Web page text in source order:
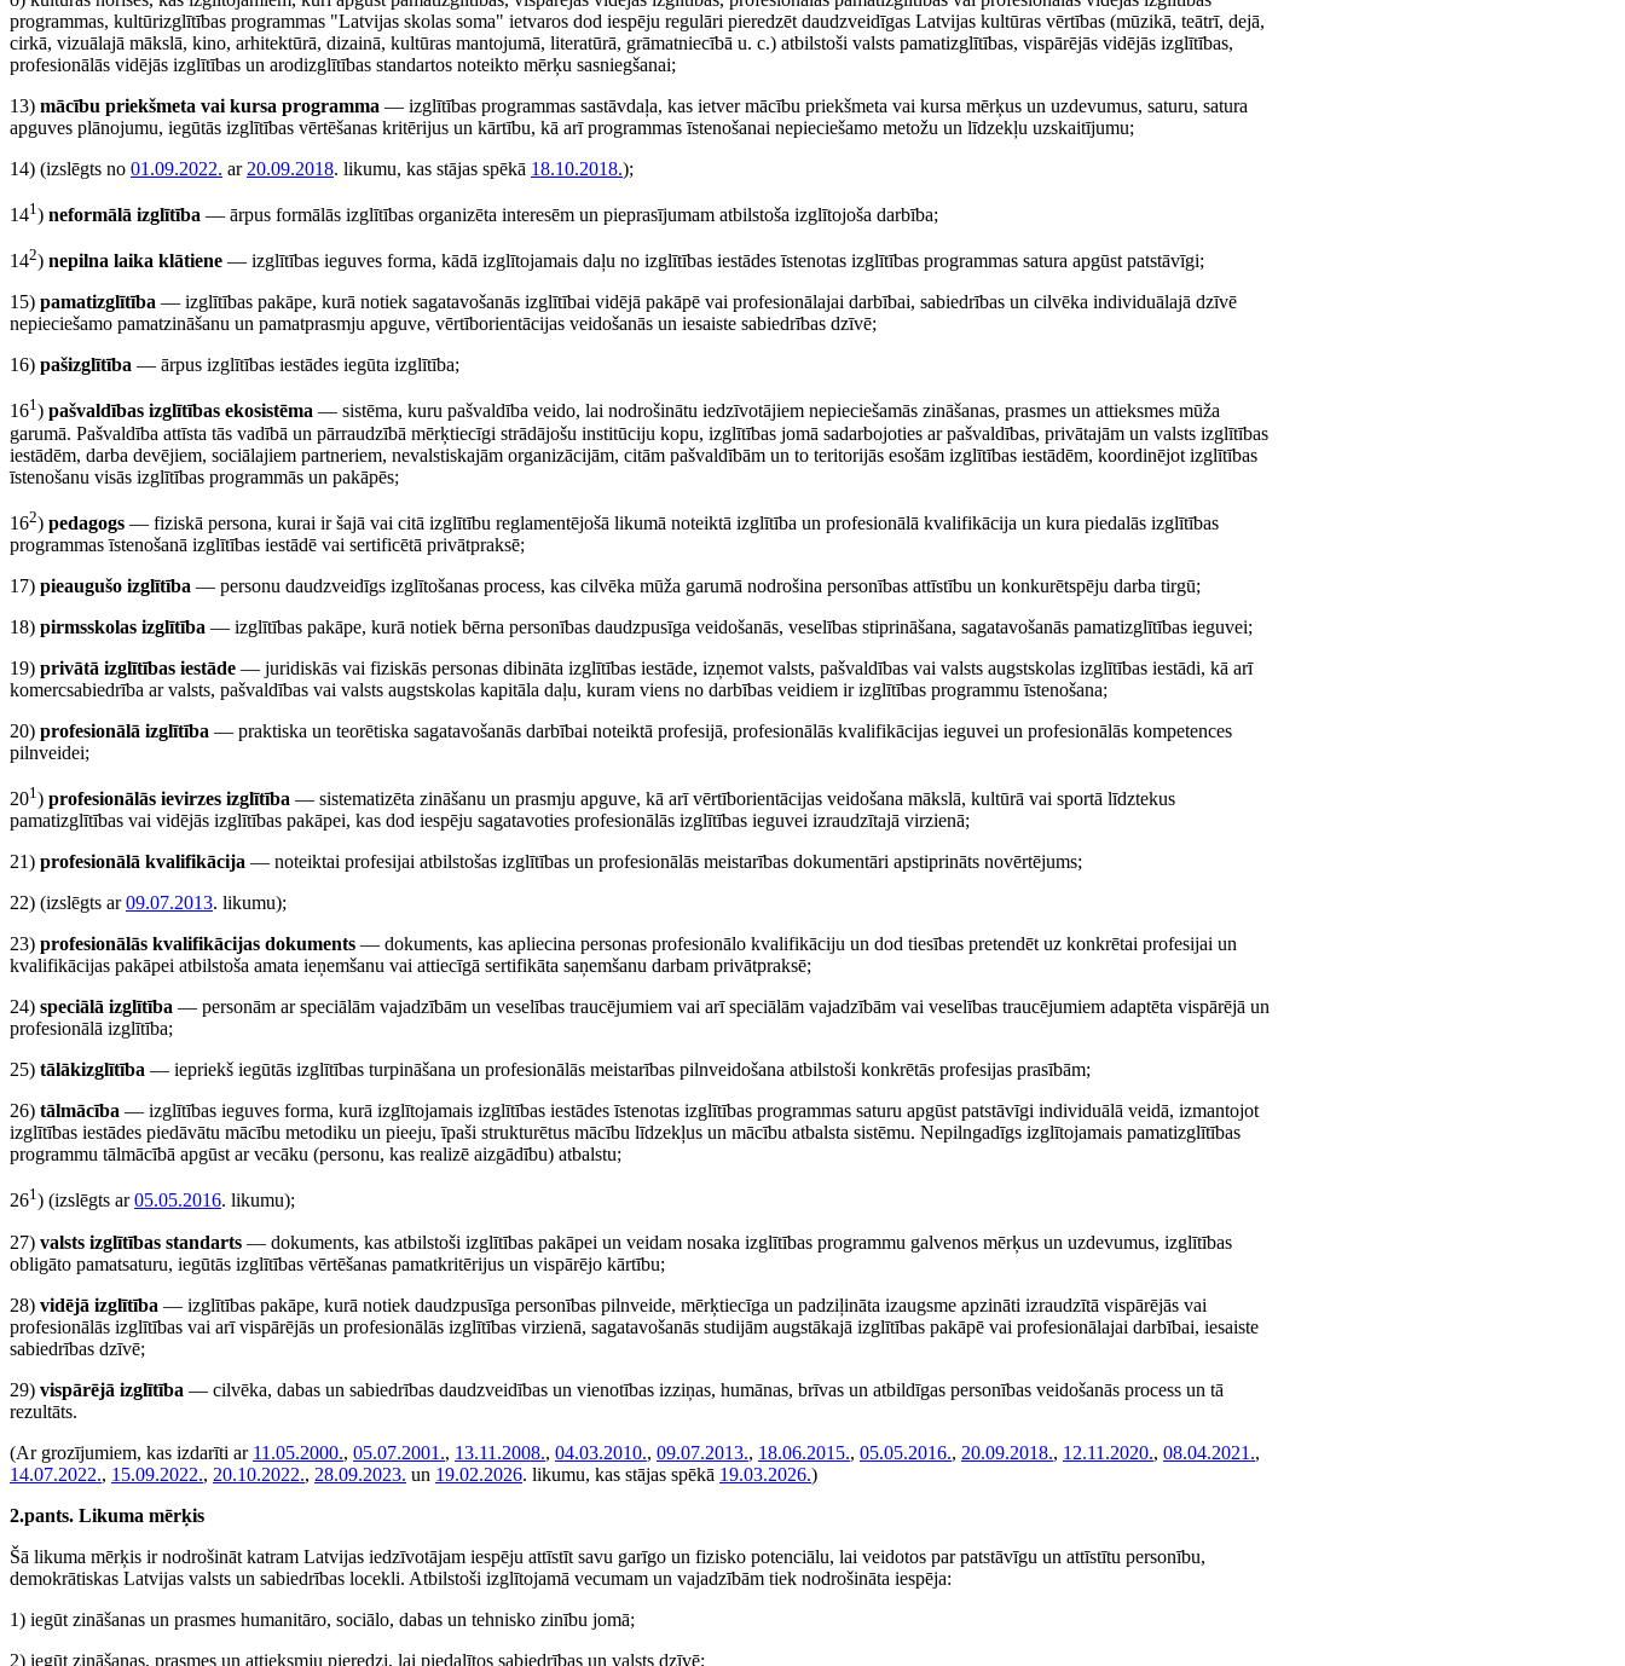
programmas, kultūrizglītības programmas "Latvijas skolas soma" ietvaros dod iespēju regulāri pieredzēt daudzveidīgas Latvijas kultūras vērtības (mūzikā, teātrī, dejā,
cirkā, vizuālajā mākslā, kino, arhitektūrā, dizainā, kultūras mantojumā, literatūrā, grāmatniecībā u. c.) atbilstoši valsts pamatizglītības, vispārējās vidējās izglītības,
profesionālās vidējās izglītības un arodizglītības standartos noteikto mērķu sasniegšanai;
13) mācību priekšmeta vai kursa programma — izglītības programmas sastāvdaļa, kas ietver mācību priekšmeta vai kursa mērķus un uzdevumus, saturu, satura
apguves plānojumu, iegūtās izglītības vērtēšanas kritērijus un kārtību, kā arī programmas īstenošanai nepieciešamo metožu un līdzekļu uzskaitījumu;
14) (izslēgts no 01.09.2022. ar 20.09.2018. likumu, kas stājas spēkā 18.10.2018.);
141 ) neformālā izglītība — ārpus formālās izglītības organizēta interesēm un pieprasījumam atbilstoša izglītojoša darbība;
142) nepilna laika klātiene — izglītības ieguves forma, kādā izglītojamais daļu no izglītības iestādes īstenotas izglītības programmas satura apgūst patstāvīgi;
15) pamatizglītība — izglītības pakāpe, kurā notiek sagatavošanās izglītībai vidējā pakāpē vai profesionālajai darbībai, sabiedrības un cilvēka individuālajā dzīvē
nepieciešamo pamatzināšanu un pamatprasmju apguve, vērtīborientācijas veidošanās un iesaiste sabiedrības dzīvē;
16) pašizglītība — ārpus izglītības iestādes iegūta izglītība;
161) pašvaldības izglītības ekosistēma — sistēma, kuru pašvaldība veido, lai nodrošinātu iedzīvotājiem nepieciešamās zināšanas, prasmes un attieksmes mūža
garumā. Pašvaldība attīsta tās vadībā un pārraudzībā mērķtiecīgi strādājošu institūciju kopu, izglītības jomā sadarbojoties ar pašvaldības, privātajām un valsts izglītības
iestādēm, darba devējiem, sociālajiem partneriem, nevalstiskajām organizācijām, citām pašvaldībām un to teritorijās esošām izglītības iestādēm, koordinējot izglītības
īstenošanu visās izglītības programmās un pakāpēs;
162) pedagogs — fiziskā persona, kurai ir šajā vai citā izglītību reglamentējošā likumā noteiktā izglītība un profesionālā kvalifikācija un kura piedalās izglītības
programmas īstenošanā izglītības iestādē vai sertificētā privātpraksē;
17) pieaugušo izglītība — personu daudzveidīgs izglītošanas process, kas cilvēka mūža garumā nodrošina personības attīstību un konkurētspēju darba tirgū;
18) pirmsskolas izglītība — izglītības pakāpe, kurā notiek bērna personības daudzpusīga veidošanās, veselības stiprināšana, sagatavošanās pamatizglītības ieguvei;
19) privātā izglītības iestāde — juridiskās vai fiziskās personas dibināta izglītības iestāde, izņemot valsts, pašvaldības vai valsts augstskolas izglītības iestādi, kā arī
komercsabiedrība ar valsts, pašvaldības vai valsts augstskolas kapitāla daļu, kuram viens no darbības veidiem ir izglītības programmu īstenošana;
20) profesionālā izglītība — praktiska un teorētiska sagatavošanās darbībai noteiktā profesijā, profesionālās kvalifikācijas ieguvei un profesionālās kompetences
pilnveidei;
201 ) profesionālās ievirzes izglītība — sistematizēta zināšanu un prasmju apguve, kā arī vērtīborientācijas veidošana mākslā, kultūrā vai sportā līdztekus
pamatizglītības vai vidējās izglītības pakāpei, kas dod iespēju sagatavoties profesionālās izglītības ieguvei izraudzītajā virzienā;
21) profesionālā kvalifikācija — noteiktai profesijai atbilstošas izglītības un profesionālās meistarības dokumentāri apstiprināts novērtējums;
22) (izslēgts ar09.07.2013. likumu);
23) profesionālās kvalifikācijas dokuments — dokuments, kas apliecina personas profesionālo kvalifikāciju un dod tiesības pretendēt uz konkrētai profesijai un
kvalifikācijas pakāpei atbilstoša amata ieņemšanu vai attiecīgā sertifikāta saņemšanu darbam privātpraksē;
24) speciālā izglītība — personām ar speciālām vajadzībām un veselības traucējumiem vai arī speciālām vajadzībām vai veselības traucējumiem adaptēta vispārējā un
profesionālā izglītība;
25) tālākizglītība — iepriekš iegūtās izglītības turpināšana un profesionālās meistarības pilnveidošana atbilstoši konkrētās profesijas prasībām;
26) tālmācība — izglītības ieguves forma, kurā izglītojamais izglītības iestādes īstenotas izglītības programmas saturu apgūst patstāvīgi individuālā veidā, izmantojot
izglītības iestādes piedāvātu mācību metodiku un pieeju, īpaši strukturētus mācību līdzekļus un mācību atbalsta sistēmu. Nepilngadīgs izglītojamais pamatizglītības
programmu tālmācībā apgūst ar vecāku (personu, kas realizē aizgādību) atbalstu;
261) (izslēgts ar05.05.2016. likumu);
27) valsts izglītības standarts — dokuments, kas atbilstoši izglītības pakāpei un veidam nosaka izglītības programmu galvenos mērķus un uzdevumus, izglītības
obligāto pamatsaturu, iegūtās izglītības vērtēšanas pamatkritērijus un vispārējo kārtību;
28) vidējā izglītība — izglītības pakāpe, kurā notiek daudzpusīga personības pilnveide, mērķtiecīga un padziļināta izaugsme apzināti izraudzītā vispārējās vai
profesionālās izglītības vai arī vispārējās un profesionālās izglītības virzienā, sagatavošanās studijām augstākajā izglītības pakāpē vai profesionālajai darbībai, iesaiste
sabiedrības dzīvē;
29) vispārējā izglītība — cilvēka, dabas un sabiedrības daudzveidības un vienotības izziņas, humānas, brīvas un atbildīgas personības veidošanās process un tā
rezultāts.
(Ar grozījumiem, kas izdarīti ar 11.05.2000., 05.07.2001., 13.11.2008., 04.03.2010., 09.07.2013., 18.06.2015., 05.05.2016., 20.09.2018., 12.11.2020., 08.04.2021.,
14.07.2022., 15.09.2022., 20.10.2022., 28.09.2023. un 19.02.2026. likumu, kas stājas spēkā 19.03.2026.)
2.pants. Likuma mērķis
Šā likuma mērķis ir nodrošināt katram Latvijas iedzīvotājam iespēju attīstīt savu garīgo un fizisko potenciālu, lai veidotos par patstāvīgu un attīstītu personību,
demokrātiskas Latvijas valsts un sabiedrības locekli. Atbilstoši izglītojamā vecumam un vajadzībām tiek nodrošināta iespēja:
1) iegūt zināšanas un prasmes humanitāro, sociālo, dabas un tehnisko zinību jomā;
2) iegūt zināšanas, prasmes un attieksmju pieredzi, lai piedalītos sabiedrības un valsts dzīvē;